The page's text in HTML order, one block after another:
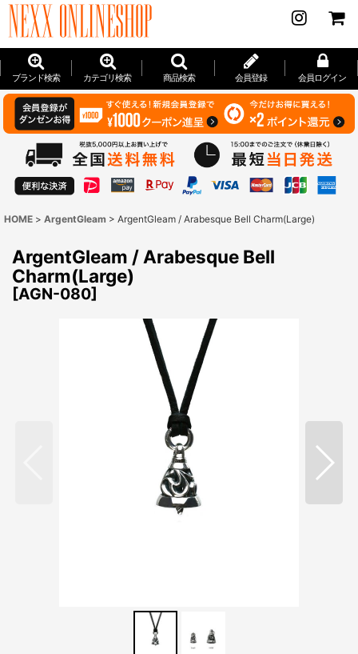
ブランド検索 カテゴリ検索 商品検索 会員登録 会員ログイン
HOME > ArgentGleam > ArgentGleam / Arabesque Bell Charm(Large)
ArgentGleam / Arabesque Bell
Charm(Large)
[AGN-080]